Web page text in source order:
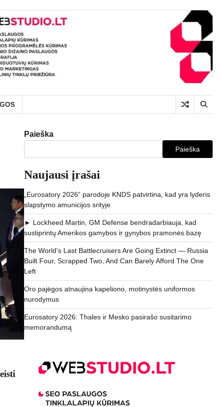
Paieška
Paieška
Naujausi įrašai
„Eurosatory 2026“ parodoje KNDS patvirtina, kad yra lyderis
slapstymo amunicijos srityje
► Lockheed Martin, GM Defense bendradarbiauja, kad
sustiprintų Amerikos gamybos ir gynybos pramonės bazę
The World’s Last Battlecruisers Are Going Extinct — Russia
Built Four, Scrapped Two, And Can Barely Afford The One
Left
Oro pajėgos atnaujina kapeliono, motinystės uniformos
nurodymus
Eurosatory 2026: Thales ir Mesko pasirašo susitarimo
memorandumą